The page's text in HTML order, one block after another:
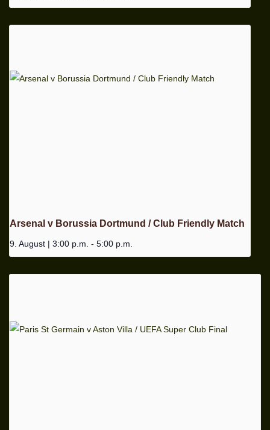
Arsenal v Borussia Dortmund / Club Friendly Match
9. August | 3:00 p.m. - 5:00 p.m.